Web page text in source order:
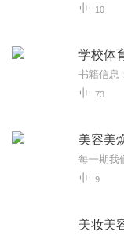
10
学校体
73
美容美
9
美妆美